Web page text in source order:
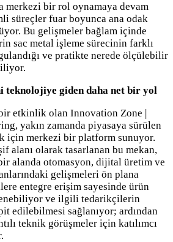
merkezi bir rol oynamaya devam
süreçler fuar boyunca ana odak
Bu gelişmeler bağlam içinde
sac metal işleme sürecinin farklı
ve pratikte nerede ölçülebilir
teknolojiye giden daha net bir yol
etkinlik olan Innovation Zone |
yakın zamanda piyasaya sürülen
için merkezi bir platform sunuyor.
alanı olarak tasarlanan bu mekan,
alanda otomasyon, dijital üretim ve
gelişmeleri ön plana
entegre erişim sayesinde ürün
ve ilgili tedarikçilerin
edilebilmesi sağlanıyor; ardından
teknik görüşmeler için katılımcı